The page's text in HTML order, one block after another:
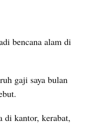
bencana alam di
gaji saya bulan
di kantor, kerabat,